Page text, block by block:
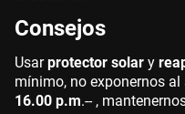
Consejos
Usarprotector solar y
mínimo, no exponernos al
16.00 p.m.-- ,